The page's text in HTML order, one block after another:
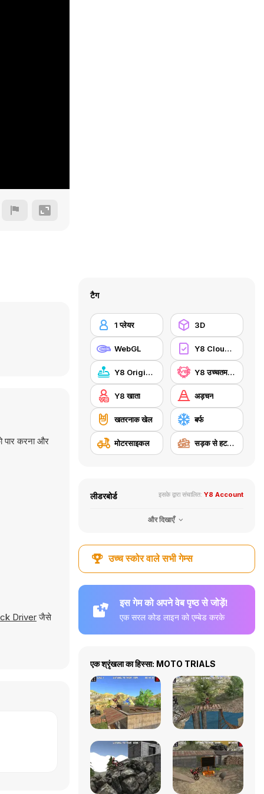
पार करना और
Driverजैसे
टैग
1 प्लेयर 3D
WebGL Y8 Cloud Save
Y8 Originals Y8 उच्चतम स्कोर
Y8 खाता अड़चन
खतरनाक खेल बर्फ
मोटरसाइकल सड़क से हटकर
लीडरबोर्ड इसके द्वारा संचालित: Y8 Account
और दिखाएँ
उच्च स्कोर वाले सभी गेम्स
इस गेम को अपने वेब पृष्ठ से जोड़ें!
एक सरल कोड लाइन को एम्बेड करके
एक श्रृंखला का हिस्सा: MOTO TRIALS